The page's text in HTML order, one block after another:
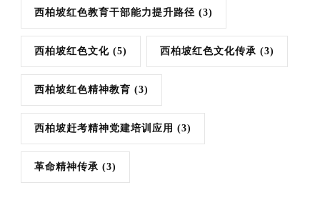
西柏坡红色教育干部能力提升路径 (3)
西柏坡红色文化 (5) 西柏坡红色文化传承 (3)
西柏坡红色精神教育 (3)
西柏坡赶考精神党建培训应用 (3)
革命精神传承 (3)